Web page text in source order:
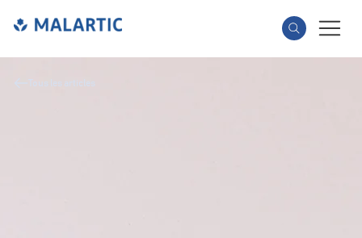
Tous les articles